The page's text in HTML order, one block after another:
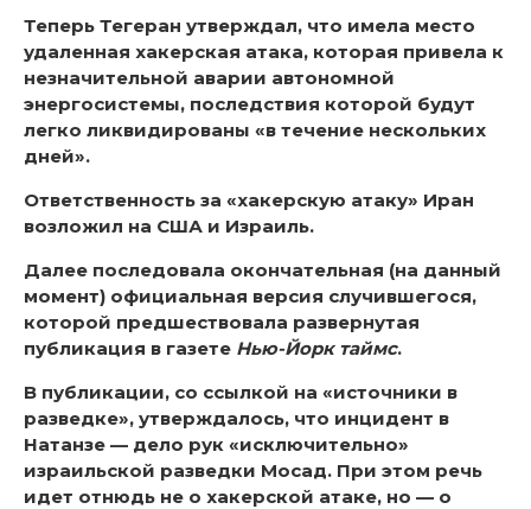
Теперь Тегеран утверждал, что имела место
удаленная хакерская атака, которая привела к
незначительной аварии автономной
энергосистемы, последствия которой будут
легко ликвидированы «в течение нескольких
дней».
Ответственность за «хакерскую атаку» Иран
возложил на США и Израиль.
Далее последовала окончательная (на данный
момент) официальная версия случившегося,
которой предшествовала развернутая
публикация в газете Нью-Йорк таймс.
В публикации, со ссылкой на «источники в
разведке», утверждалось, что инцидент в
Натанзе — дело рук «исключительно»
израильской разведки Мосад. При этом речь
идет отнюдь не о хакерской атаке, но — о